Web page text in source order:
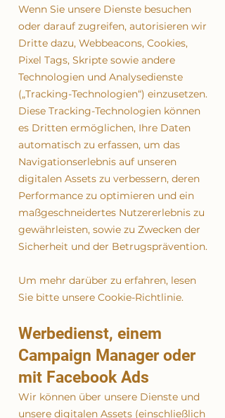
Wenn Sie unsere Dienste besuchen
oder darauf zugreifen, autorisieren wir
Dritte dazu, Webbeacons, Cookies,
Pixel Tags, Skripte sowie andere
Technologien und Analysedienste
(„Tracking-Technologien“) einzusetzen.
Diese Tracking-Technologien können
es Dritten ermöglichen, Ihre Daten
automatisch zu erfassen, um das
Navigationserlebnis auf unseren
digitalen Assets zu verbessern, deren
Performance zu optimieren und ein
maßgeschneidertes Nutzererlebnis zu
gewährleisten, sowie zu Zwecken der
Sicherheit und der Betrugsprävention.
Um mehr darüber zu erfahren, lesen
Sie bitte unsere Cookie-Richtlinie.
Werbedienst, einem
Campaign Manager oder
mit Facebook Ads
Wir können über unsere Dienste und
unsere digitalen Assets (einschließlich